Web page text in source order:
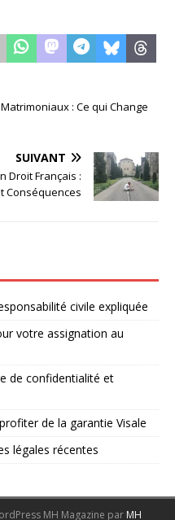
: Ce qui Change
SUIVANT
Droit Français :
Conséquences
civile expliquée
votre assignation au
de confidentialité et
de la garantie Visale
légales récentes
MH Magazine par MH